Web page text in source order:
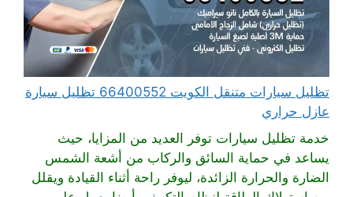
تظليل سيارات متنقل الكويت 66400552 تظليل سيارة
عازل حراري
خدمة تظليل سيارات توفر العديد من المزايا، حيث
يساعد في حماية السائق والركاب من أشعة الشمس
الضارة والحرارة الزائدة، ليوفر راحة أثناء القيادة ويقلل